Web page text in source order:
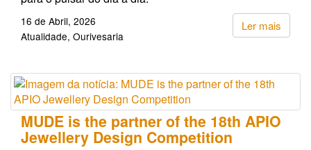
Ler mais
16 de Abril, 2026
Atualidade Ourivesaria
MUDE is the partner of the 18th APIO
Jewellery Design Competition